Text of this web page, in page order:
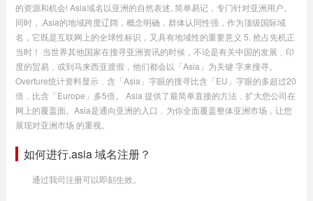
的资源和机会! Asia域名以亚洲的自然表述, 简单易记，专门针对亚洲用户。
同时，.Asia的地域跨度辽阔，概念明确，群体认同性强，作为顶级国际域
名，它既是互联网上的全球性标识，又具有地域性的重要意义 5. 抢占先机正
当时！ 当世界其他国家在搜寻亚洲资讯的时候，不论是有关中国的发展﹑印
度的贸易﹑或到马来西亚渡假，他们都会以「Asia」为关键 字来搜寻。
Overture统计资料显示﹐含「Asia」字眼的搜寻比含「EU」字眼的多超过20
倍﹐比含「Europe」多5倍。 Asia 提供了最简单直接的方法﹐扩大您公司在
网上的覆盖面。Asia是通向亚洲的入口﹐为你全面覆盖整体亚洲市场，让您
展现对亚洲市场 的重视。
如何进行.asia 域名注册？
通过我司注册可以即刻生效。